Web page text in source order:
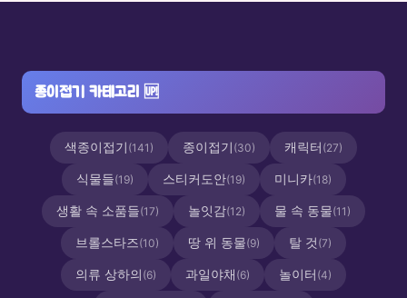
종이접기 카테고리 🆙
색종이접기 (141) 종이접기 (30) 캐릭터 (27)
식물들(19) 스티커도안(19) 미니카(18)
생활 속 소품들(17) 놀잇감(12) 물 속 동물(11)
브롤스타즈(10) 땅 위 동물(9) 탈 것 (7)
의류 상하의 (6) 과일야채 (6) 놀이터 (4)